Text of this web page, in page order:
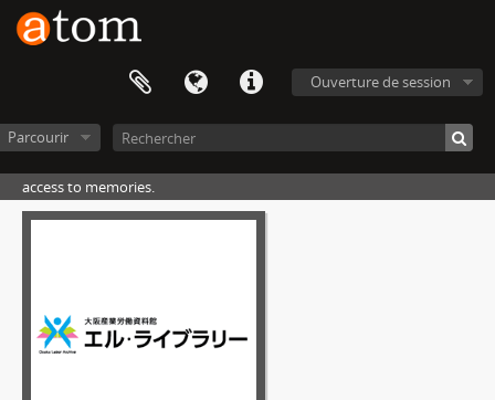
Ouverture de session
Parcourir
access to memories.